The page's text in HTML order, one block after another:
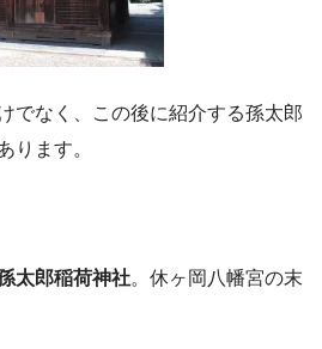
でなく、この後に紹介する孫太郎
ります。
太郎稲荷神社。休ヶ岡八幡宮の末